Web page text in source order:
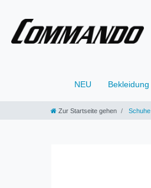
NEU Bekleidung
Zur Startseite gehen Schuhe